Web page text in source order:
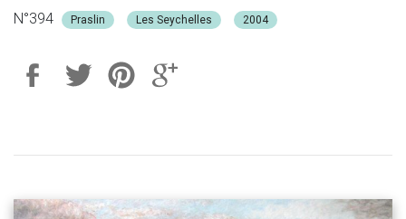
N°394 Praslin Les Seychelles 2004